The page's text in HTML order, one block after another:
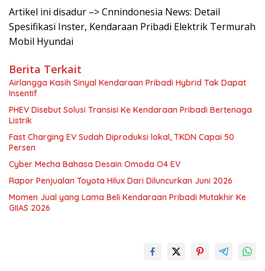
Artikel ini disadur –> Cnnindonesia News: Detail
Spesifikasi Inster, Kendaraan Pribadi Elektrik Termurah
Mobil Hyundai
Berita Terkait
Airlangga Kasih Sinyal Kendaraan Pribadi Hybrid Tak Dapat
Insentif
PHEV Disebut Solusi Transisi Ke Kendaraan Pribadi Bertenaga
Listrik
Fast Charging EV Sudah Diproduksi lokal, TKDN Capai 50
Persen
Cyber Mecha Bahasa Desain Omoda O4 EV
Rapor Penjualan Toyota Hilux Dari Diluncurkan Juni 2026
Momen Jual yang Lama Beli Kendaraan Pribadi Mutakhir Ke
GIIAS 2026